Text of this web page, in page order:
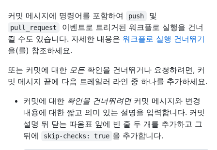
커밋 메시지에 명령어를 포함하여
push 및
pull_request
이벤트로 트리거된 워크플로 실행을 건너
뛸 수도 있습니다. 자세한 내용은 워크플로 실행 건너뛰기
을(를) 참조하세요.
또는 커밋에 대한 모든 확인을 건너뛰거나 요청하려면, 커
밋 메시지 끝에 다음 트레일러 라인 중 하나를 추가하세요.
커밋에 대한 확인을 건너뛰려면커밋 메시지와 변경
내용에 대한 짧고 의미 있는 설명을 입력합니다. 커밋
설명 뒤 닫는 따옴표 앞에 빈 줄 두 개를 추가하고 그
뒤에
skip-checks: true 을 추가합니다.